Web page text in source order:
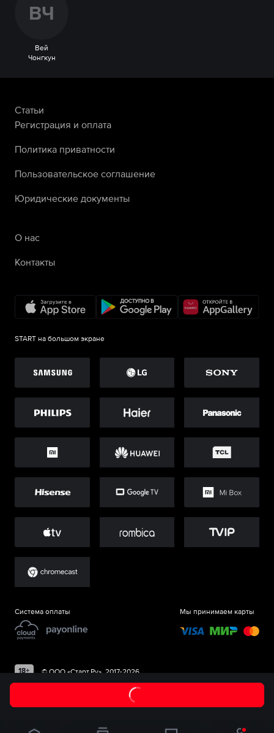
ВЧ
Вей
Чонгкун
Статьи
Регистрация и оплата
Политика приватности
Пользовательское соглашение
Юридические документы
О нас
Контакты
START на большом экране
Система оплаты Мы принимаем карты
©ООО «Старт.Ру», 2017-2026